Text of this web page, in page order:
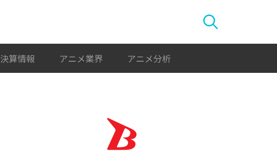
決算情報 アニメ業界 アニメ分析